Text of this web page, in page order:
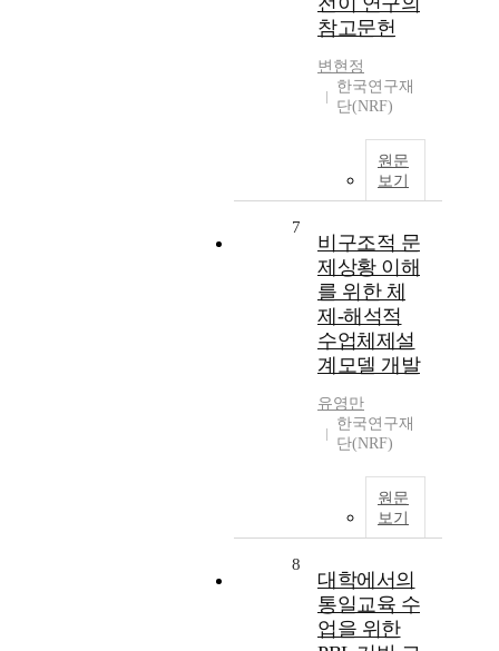
참고문헌
변현정
한국연구재
단(NRF)
원문
보기
7
비구조적 문
제상황 이해
를 위한 체
제-해석적
수업체제설
계모델 개발
유영만
한국연구재
단(NRF)
원문
보기
8
대학에서의
통일교육 수
업을 위한